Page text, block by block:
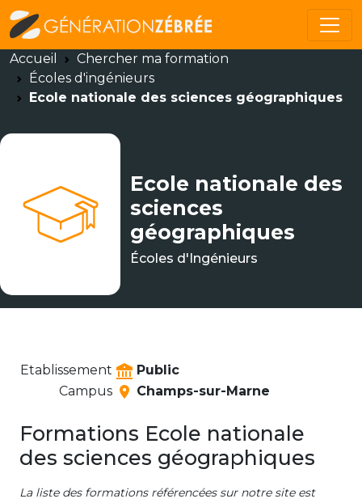
Accueil
Chercher ma formation
Écoles d'ingénieurs
Ecole nationale des sciences géographiques
Ecole nationale des
sciences
géographiques
Écoles d'Ingénieurs
Etablissement
Public
Campus
Champs-sur-Marne
Formations Ecole nationale
des sciences géographiques
La liste des formations référencées sur notre site est